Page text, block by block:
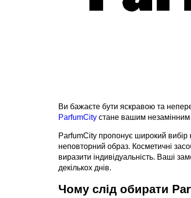
Ви бажаєте бути яскравою та
ParfumCity стане вашим незамінним
ParfumCity пропонує широкий вибір
неповторний образ. Косметичні
виразити індивідуальність. Ваші
декількох днів.
Чому слід обирати